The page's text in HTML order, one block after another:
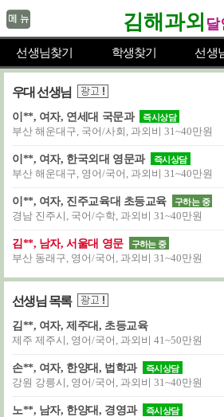
김해과외 달
선생님찾기 학생찾기 선생
우대 선생님
이**, 여자, 연세대 국문과 즉시상담
부산 해운대구, 국어/사회, 과외비 31~40만원
이**, 여자, 한국외대 영문과 즉시상담
부산 해운대구, 영어/국어, 과외비 31~40만원
이**, 여자, 진주교육대 초등교육 구하는 중
경남 진주시, 국어/수학, 과외비 31~40만원
김**, 남자, 서울대 영문 구하는 중
부산 동래구, 영어/국어, 과외비 31~40만원
선생님 목록
김**, 여자, 제주대, 초등교육
제주 제주시, 영어/국어, 과외비 41~50만원
손**, 여자, 한양대, 법학과 즉시상담
강원 강릉시, 영어/국어, 과외비 31~40만원
노**, 남자, 한양대, 경영과 즉시상담